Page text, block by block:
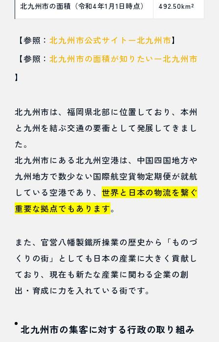
3.1
グレー
ド
3.2
課題点
経済へ
拡大と
情報発
信
北九州
北九州市の面積（令和4年1月1日時点） 492.50km²
【参照：北九州市公式サイトー北九州市】
【参照：北九州市の面積が知りたいー北九州市
】
北九州市は、福岡県北部に位置しており、本州
と九州を結ぶ交通の要衝として発展してきまし
た。
北九州市にある北九州空港は、中国四国地方や
九州地方で数少ない国際航空貨物定期便が就航
している空港であり、世界と日本の物流を繋ぐ
重要な拠点でもあります。
また、官営八幡製鐵所操業の歴史から「ものづ
くりの街」としても日本の産業に大きく貢献し
ており、現在も新たな産業に関わる企業の創
出・育成に力を入れている街です。
北九州市の集客に対する行政の取り組み